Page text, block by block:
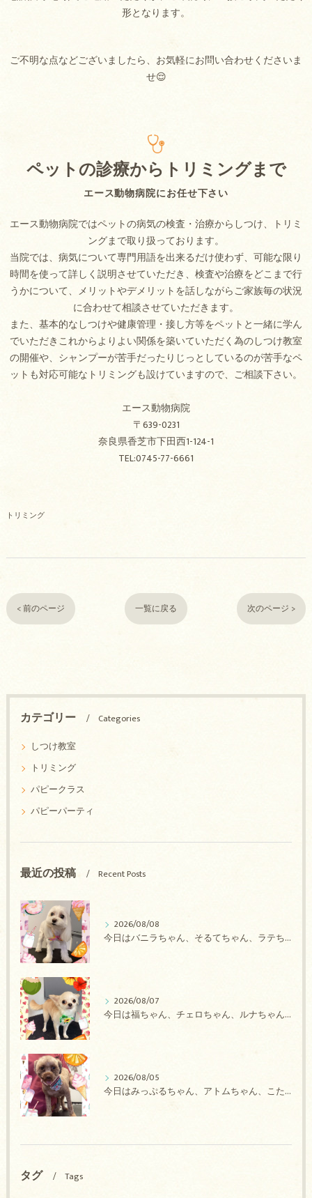
形となります。
ご不明な点などございましたら、お気軽にお問い合わせくださいま
せ😌
エース動物病院にお任せ下さい
ペットの診療からトリミングまで
エース動物病院ではペットの病気の検査・治療からしつけ、トリミ
ングまで取り扱っております。
当院では、病気について専門用語を出来るだけ使わず、可能な限り
時間を使って詳しく説明させていただき、検査や治療をどこまで行
うかについて、メリットやデメリットを話しながらご家族毎の状況
に合わせて相談させていただきます。
また、基本的なしつけや健康管理・接し方等をペットと一緒に学ん
でいただきこれからよりよい関係を築いていただく為のしつけ教室
の開催や、シャンプーが苦手だったりじっとしているのが苦手なペ
ットも対応可能なトリミングも設けていますので、ご相談下さい。
エース動物病院
〒639-0231
奈良県香芝市下田西1-124-1
TEL:0745-77-6661
トリミング
< 前のページ 一覧に戻る 次のページ >
カテゴリー
Categories
しつけ教室
トリミング
パピークラス
パピーパーティ
最近の投稿 Recent Posts
2026/08/08
今日はバニラちゃん、そるてちゃん、ラテちゃん、バニラちゃん、チョコちゃん、ベリーちゃん、メロンちゃん、もこちゃんのトリミングの紹介です【奈良のエース動物病院】
2026/08/07
今日は福ちゃん、チェロちゃん、ルナちゃん、Royちゃん、アネラちゃん、ポコちゃんのトリミングの紹介です【奈良のエース動物病院】
2026/08/05
今日はみっぷるちゃん、アトムちゃん、こたろうちゃん、ルルちゃん、アンジュちゃん、がぶちゃんのトリミングの紹介です【奈良のエース動物病院】
タグ Tags